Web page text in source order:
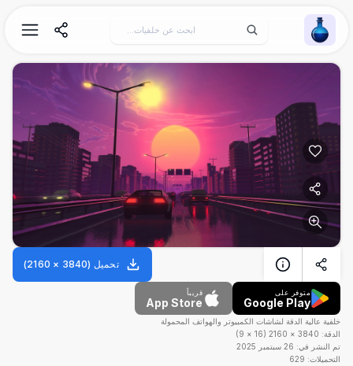
Wallpaper Alchemy
تحميل (
3840
×
2160
)
متوفر على
Google Play
قريباً
App Store
خلفية عالية الدقة لشاشات الكمبيوتر والهواتف المحمولة
الدقة: 3840
×
2160
(
16
×
9
)
تم النشر في: 26 سبتمبر 2025
التحميلات: 629